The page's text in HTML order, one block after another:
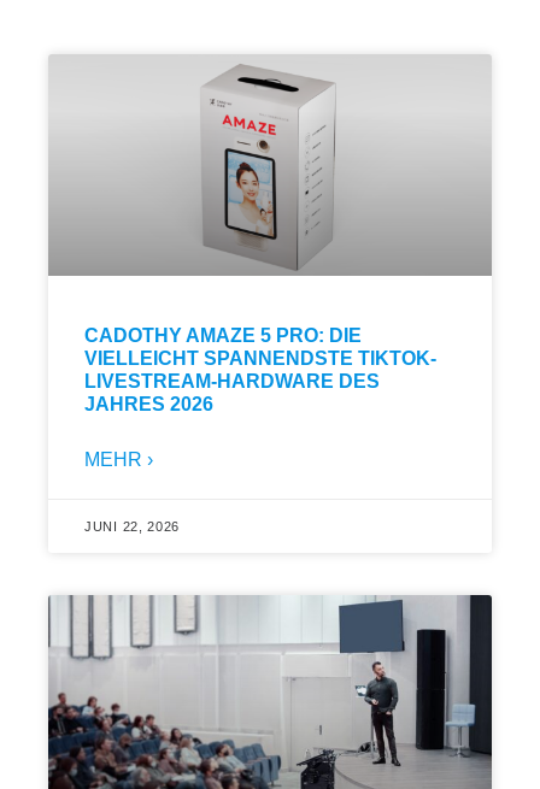
CADOTHY AMAZE 5 PRO: DIE
VIELLEICHT SPANNENDSTE TIKTOK-
LIVESTREAM-HARDWARE DES
JAHRES 2026
MEHR ›
JUNI 22, 2026